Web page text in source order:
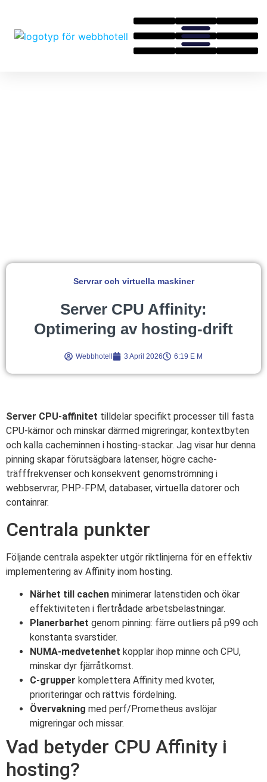
Servrar och virtuella maskiner
Server CPU Affinity:
Optimering av hosting-drift
Webbhotell 3 April 2026 6:19 E M
Server CPU-affinitet tilldelar specifikt processer till fasta
CPU-kärnor och minskar därmed migreringar, kontextbyten
och kalla cacheminnen i hosting-stackar. Jag visar hur denna
pinning skapar förutsägbara latenser, högre cache-
träfffrekvenser och konsekvent genomströmning i
webbservrar, PHP-FPM, databaser, virtuella datorer och
containrar.
Centrala punkter
Följande centrala aspekter utgör riktlinjerna för en effektiv
implementering av Affinity inom hosting.
Närhet till cachen minimerar latenstiden och ökar
effektiviteten i flertrådade arbetsbelastningar.
Planerbarhet genom pinning: färre outliers på p99 och
konstanta svarstider.
NUMA-medvetenhet kopplar ihop minne och CPU,
minskar dyr fjärråtkomst.
C-grupper komplettera Affinity med kvoter,
prioriteringar och rättvis fördelning.
Övervakning med perf/Prometheus avslöjar
migreringar och missar.
Vad betyder CPU Affinity i
hosting?